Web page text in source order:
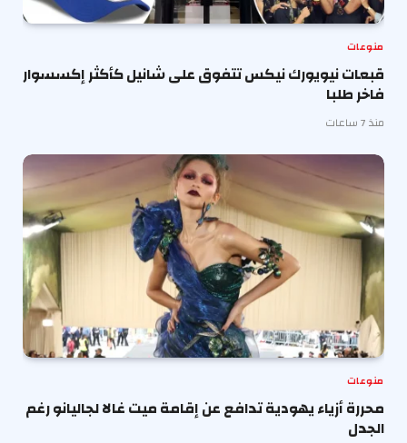
منوعات
قبعات نيويورك نيكس تتفوق على شانيل كأكثر إكسسوار
فاخر طلبا
منذ 7 ساعات
منوعات
محررة أزياء يهودية تدافع عن إقامة ميت غالا لجاليانو رغم
الجدل